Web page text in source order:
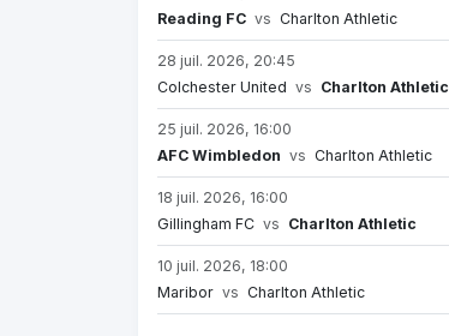
Reading FC vs Charlton Athletic
28 juil. 2026, 20:45
Colchester United vs Charlton Athletic
25 juil. 2026, 16:00
AFC Wimbledon vs Charlton Athletic
18 juil. 2026, 16:00
Gillingham FC vs Charlton Athletic
10 juil. 2026, 18:00
Maribor vs Charlton Athletic